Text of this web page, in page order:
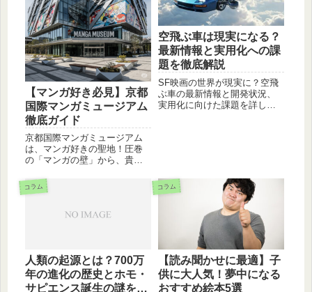
【マンガ好き必見】京都
国際マンガミュージアム
徹底ガイド
京都国際マンガミュージアム
は、マンガ好きの聖地！圧巻
の「マンガの壁」から、貴重
見どころを徹底解説。アクセ
スや料金などの基本情報もご
空飛ぶ車は現実になる？
最新情報と実用化への課
題を徹底解説
SF映画の世界が現実に？空飛
ぶ車の最新情報と開発状況、
実用化に向けた課題を詳しく
コラム
人類の起源とは？700万
年の進化の歴史とホモ・
サピエンス誕生の謎を解
コラム
【読み聞かせに最適】子
供に大人気！夢中になる
おすすめ絵本5選